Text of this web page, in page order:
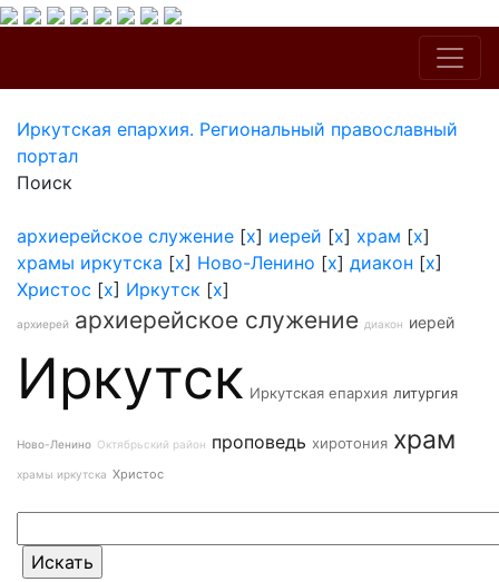
Иркутская епархия. Региональный православный
портал
Поиск
архиерейское служение [x] иерей [x] храм [x]
храмы иркутска [x] Ново-Ленино [x] диакон [x]
Христос [x] Иркутск [x]
архиерей архиерейское служение диакон иерей
Иркутск Иркутская епархия литургия
Ново-Ленино Октябрьский район проповедь хиротония храм
храмы иркутска Христос